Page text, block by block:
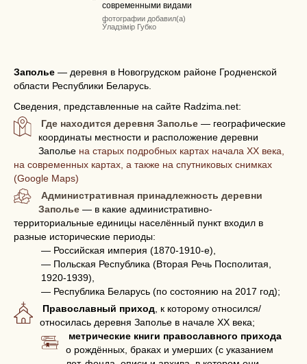
современными видами
фотографии добавил(а)
Ўладзімір Губко
Заполье — деревня в Новогрудском районе Гродненской
области Республики Беларусь.
Сведения, представленные на сайте Radzima.net:
Где находится деревня Заполье — географические
координаты местности и расположение деревни
Заполье на старых подробных картах начала XX века,
на современных картах, а также на спутниковых снимках
(Google Maps)
Административная принадлежность деревни
Заполье — в какие административно-
территориальные единицы населённый пункт входил в
разные исторические периоды:
— Российская империя (1870-1910-е),
— Польская Республика (Вторая Речь Посполитая,
1920-1939),
— Республика Беларусь (по состоянию на 2017 год);
Православный приход, к которому относился/
относилась деревня Заполье в начале XX века;
метрические книги православного прихода
о рождённых, браках и умерших (с указанием